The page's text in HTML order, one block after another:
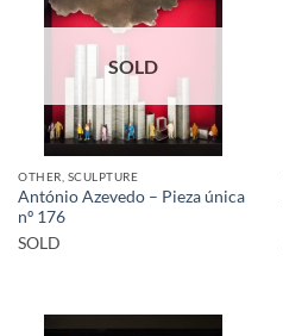
SOLD
OTHER, SCULPTURE
António Azevedo – Pieza única
nº 176
SOLD